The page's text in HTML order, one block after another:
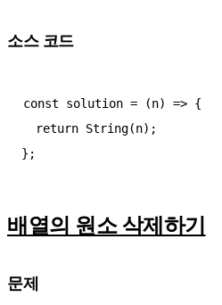
소스 코드
const solution = (n) => {
배열의 원소 삭제하기
문제